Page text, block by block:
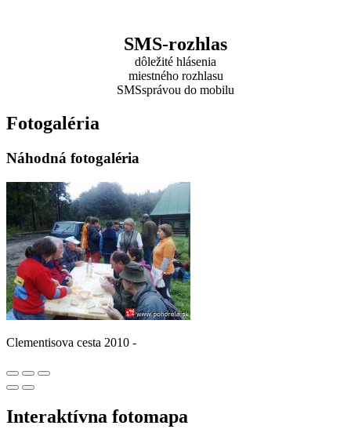
SMS-rozhlas
dôležité hlásenia
miestného rozhlasu
SMSsprávou do mobilu
Fotogaléria
Náhodná fotogaléria
Clementisova cesta 2010 -
Interaktívna fotomapa